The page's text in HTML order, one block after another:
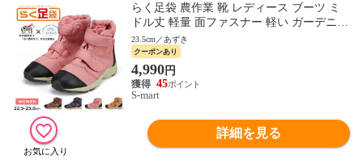
らく足袋 農作業 靴 レディース ブーツ ミ
ドル丈 軽量 面ファスナー 軽い ガーデニン
グ アグリーシューズ 地下足袋 らく足袋プ
ラス FU3015
23.5cm／あずき
クーポンあり
4,990円
45
S-mart
詳細を見る